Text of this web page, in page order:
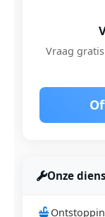
Vraag
Onze